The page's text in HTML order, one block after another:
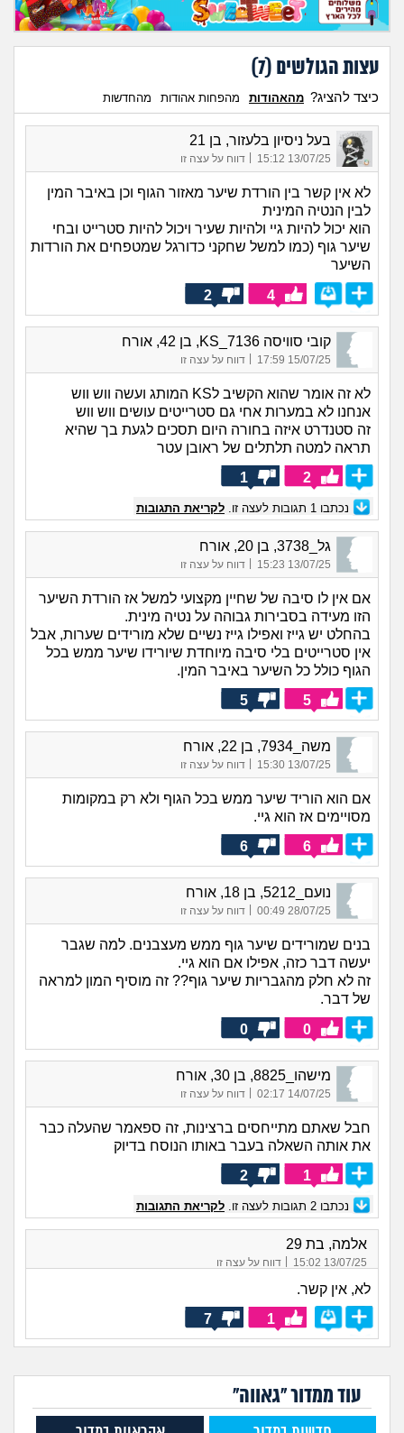
חיות מחמד
גאווה
עצות הגולשים (7
)
כיצד להציג? מהאהודות מהפחות אהודות מהחדשות
בעל ניסיון בלעזור, בן 21
13/07/25 15:12 דווח על עצה זו
לא אין קשר בין הורדת שיער מאזור הגוף וכן באיבר המין
לבין הנטיה המינית
הוא יכול להיות גיי ולהיות שעיר ויכול להיות סטרייט ובחי
שיער גוף (כמו למשל שחקני כדורגל שמטפחים את הורדות
השיער
4
2
קובי סוויסה KS_7136, בן 42, אורח
15/07/25 17:59
| דווח על עצה זו
לא זה אומר שהוא הקשיב לKS המותג ועשה ווש ווש
אנחנו לא במערות אחי גם סטרייטים עושים ווש ווש
זה סטנדרט איזה בחורה היום תסכים לגעת בך שהיא
תראה למטה תלתלים של ראובן עטר
2
1
נכתבו 1 תגובות לעצה זו. לקריאת התגובות
גל_3738, בן 20, אורח
13/07/25 15:23
| דווח על עצה זו
אם אין לו סיבה של שחיין מקצועי למשל אז הורדת השיער
הזו מעידה בסבירות גבוהה על נטיה מינית.
בהחלט יש גייז ואפילו גייז נשיים שלא מורידים שערות, אבל
אין סטרייטים בלי סיבה מיוחדת שיורידו שיער ממש בכל
הגוף כולל כל השיער באיבר המין.
5
5
משה_7934, בן 22, אורח
13/07/25 15:30 דווח על עצה זו
אם הוא הוריד שיער ממש בכל הגוף ולא רק במקומות
מסויימים אז הוא גיי.
6
6
נועם_5212, בן 18, אורח
28/07/25 00:49 דווח על עצה זו
בנים שמורידים שיער גוף ממש מעצבנים. למה שגבר
יעשה דבר כזה, אפילו אם הוא גיי.
זה לא חלק מהגבריות שיער גוף?? זה מוסיף המון למראה
של דבר.
0
0
מישהו_8825, בן 30, אורח
14/07/25 02:17
| דווח על עצה זו
חבל שאתם מתייחסים ברצינות, זה ספאמר שהעלה כבר
את אותה השאלה בעבר באותו הנוסח בדיוק
1
2
נכתבו 2 תגובות לעצה זו. לקריאת התגובות
אלמה, בת 29
13/07/25 15:02
| דווח על עצה זו
לא, אין קשר.
1
7
עוד ממדור "גאווה"